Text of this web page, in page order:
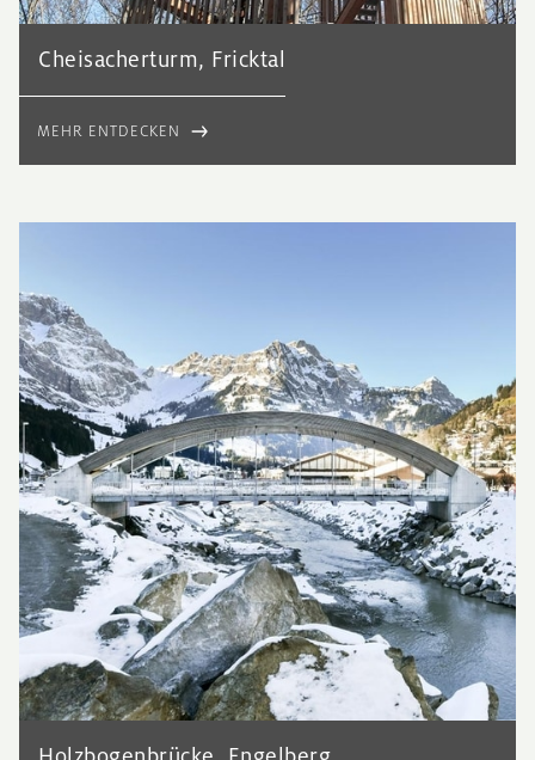
Cheisacherturm, Fricktal
MEHR ENTDECKEN